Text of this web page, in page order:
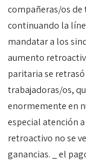
compañeras/os de
continuando la
mandatar a los
aumento
paritaria se
trabajadoras/os,
enormemente en
especial atención
retroactivo no se
ganancias. _ el